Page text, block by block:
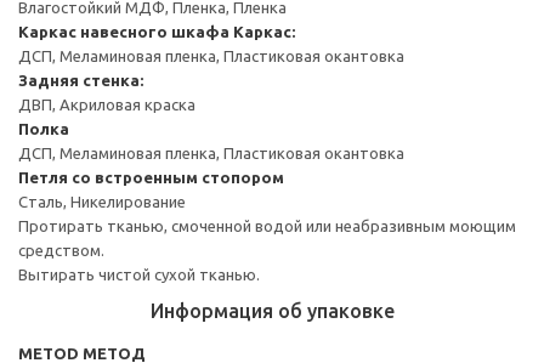
Влагостойкий МДФ, Пленка, Пленка
Каркас навесного шкафа Каркас:
ДСП, Меламиновая пленка, Пластиковая окантовка
Задняя стенка:
ДВП, Акриловая краска
Полка
ДСП, Меламиновая пленка, Пластиковая окантовка
Петля со встроенным стопором
Сталь, Никелирование
Протирать тканью, смоченной водой или неабразивным моющим
средством.
Вытирать чистой сухой тканью.
Информация об упаковке
METOD МЕТОД